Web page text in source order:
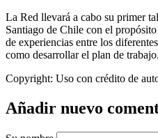
La Red llevará a cabo su primer
Santiago de Chile con el
de experiencias entre los
como desarrollar el plan de trabajo.
Copyright: Uso con crédito de
Añadir nuevo